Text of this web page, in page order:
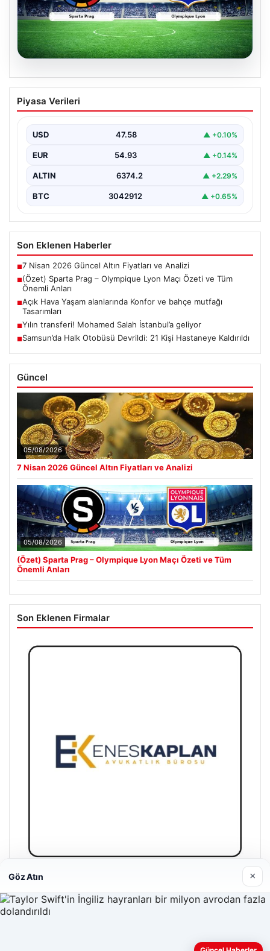
05.08.2026
(Özet) Sparta Prag – Olympique Lyon
Maçı Özeti ve Tüm Önemli Anları
Piyasa Verileri
USD 47.58 ▲ +0.10%
EUR 54.93 ▲ +0.14%
ALTIN 6374.2 ▲ +2.29%
BTC 3042912 ▲ +0.65%
Son Eklenen Haberler
■7 Nisan 2026 Güncel Altın Fiyatları ve Analizi
■(Özet) Sparta Prag – Olympique Lyon Maçı Özeti ve Tüm
Önemli Anları
■Açık Hava Yaşam alanlarında Konfor ve bahçe mutfağı
Tasarımları
■Yılın transferi! Mohamed Salah İstanbul’a geliyor
■Samsun’da Halk Otobüsü Devrildi: 21 Kişi Hastaneye Kaldırıldı
Güncel
05/08/2026
7 Nisan 2026 Güncel Altın Fiyatları ve Analizi
05/08/2026
(Özet) Sparta Prag – Olympique Lyon Maçı Özeti ve Tüm
Önemli Anları
Son Eklenen Firmalar
Enes Kaplan Avukatlık Bürosu
28/04/2026
Göz Atın ×